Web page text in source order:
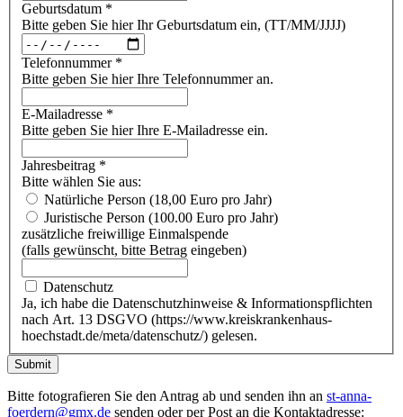
Geburtsdatum *
Bitte geben Sie hier Ihr Geburtsdatum ein, (TT/MM/JJJJ)
Telefonnummer *
Bitte geben Sie hier Ihre Telefonnummer an.
E-Mailadresse *
Bitte geben Sie hier Ihre E-Mailadresse ein.
Jahresbeitrag *
Bitte wählen Sie aus:
Natürliche Person (18,00 Euro pro Jahr)
Juristische Person (100.00 Euro pro Jahr)
zusätzliche freiwillige Einmalspende
(falls gewünscht, bitte Betrag eingeben)
Datenschutz
Ja, ich habe die Datenschutzhinweise & Informationspflichten
nach Art. 13 DSGVO (https://www.kreiskrankenhaus-
hoechstadt.de/meta/datenschutz/) gelesen.
Bitte fotografieren Sie den Antrag ab und senden ihn an st-anna-
foerdern@gmx.de senden oder per Post an die Kontaktadresse: